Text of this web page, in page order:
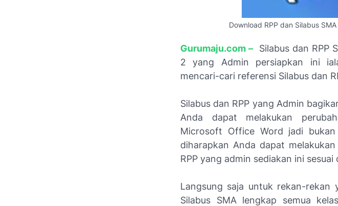
Download RPP dan Silabus
Gurumaju.com –Silabus dan RPP
2 yang Admin persiapkan ini
mencari-cari referensi Silabus dan
Silabus dan RPP yang Admin
Anda dapat melakukan
Microsoft Office Word jadi
diharapkan Anda dapat
RPP yang admin sediakan ini
Langsung saja untuk rekan-rekan
Silabus SMA lengkap semua